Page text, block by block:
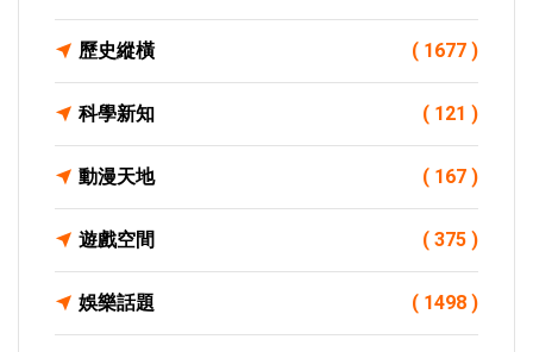
歷史縱橫 ( 1677 )
科學新知 ( 121 )
動漫天地 ( 167 )
遊戲空間 ( 375 )
娛樂話題 ( 1498 )